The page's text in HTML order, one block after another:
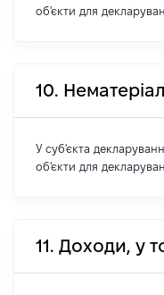
об'єкти для
10.
У суб'єкта
об'єкти для
11. Доходи, у